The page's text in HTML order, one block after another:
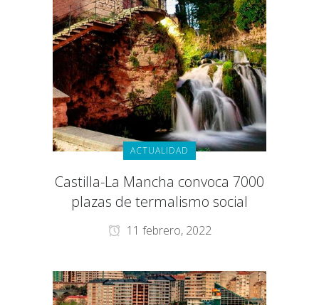
ACTUALIDAD
Castilla-La Mancha convoca 7000
plazas de termalismo social
11 febrero, 2022